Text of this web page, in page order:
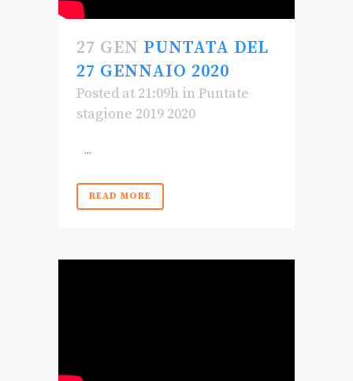
27 GEN PUNTATA DEL
27 GENNAIO 2020
Posted at 21:09h in Puntate
stagione 2019 2020
...
READ MORE